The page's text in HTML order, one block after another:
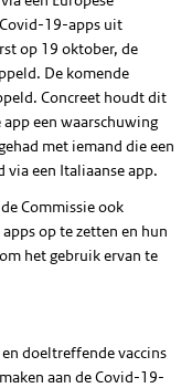
19-apps uit
op 19 oktober, de
De komende
Concreet houdt dit
een waarschuwing
met iemand die een
een Italiaanse app.
Commissie ook
op te zetten en hun
het gebruik ervan te
doeltreffende vaccins
aan de Covid-19-